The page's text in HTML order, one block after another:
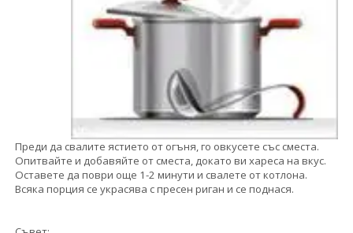
Преди да свалите ястието от огъня, го овкусете със сместа.
Опитвайте и добавяйте от сместа, докато ви хареса на вкус.
Оставете да поври още 1-2 минути и свалете от котлона.
Всяка порция се украсява с пресен риган и се поднася.